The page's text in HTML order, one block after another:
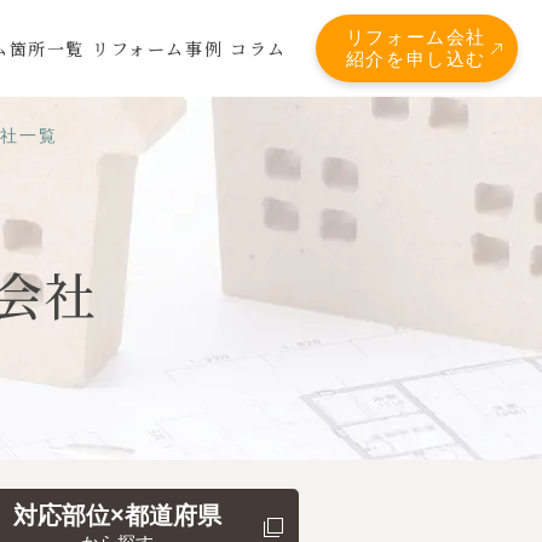
箇所一覧 リフォーム事例 コラム
リフォーム会社
紹介を申し込む
一覧
社
対応部位×都道府県